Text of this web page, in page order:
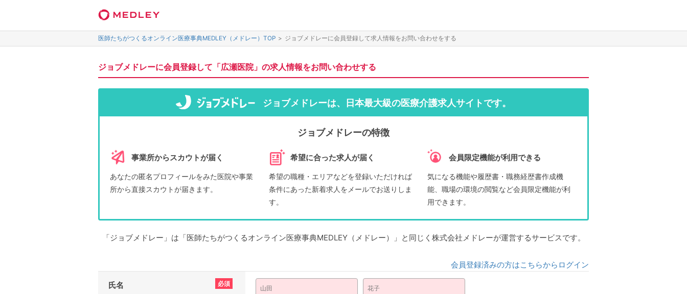
医師たちがつくるオンライン医療事典MEDLEY（メドレー）TOP > ジョブメドレーに会員登録して求人情報をお問い合わせをする
ジョブメドレーに会員登録して「広瀬医院」の求人情報をお問い合わせする
ジョブメドレーは、日本最大級の医療介護求人サイトです。
ジョブメドレーの特徴
事業所からスカウトが届く
あなたの匿名プロフィールをみた医院や事業
所から直接スカウトが届きます。
希望に合った求人が届く
希望の職種・エリアなどを登録いただければ
条件にあった新着求人をメールでお送りしま
す。
会員限定機能が利用できる
気になる機能や履歴書・職務経歴書作成機
能、職場の環境の閲覧など会員限定機能が利
用できます。
「ジョブメドレー」は「医師たちがつくるオンライン医療事典MEDLEY（メドレー）」と同じく株式会社メドレーが運営するサービスです。
会員登録済みの方はこちらからログイン
氏名 必須